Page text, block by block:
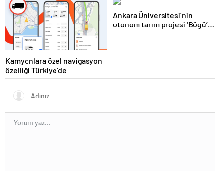
Kamyonlara özel navigasyon
özelliği Türkiye’de
Ankara Üniversitesi’nin
otonom tarım projesi ‘Bögü’,